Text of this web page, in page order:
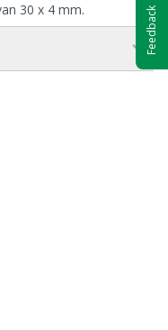
30 x 4 mm.
Feedback